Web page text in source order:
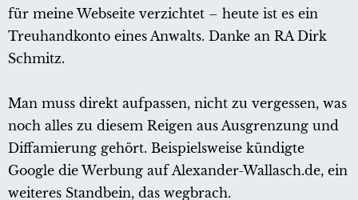
für meine Webseite verzichtet – heute ist es ein
Treuhandkonto eines Anwalts. Danke an RA Dirk
Schmitz.
Man muss direkt aufpassen, nicht zu vergessen, was
noch alles zu diesem Reigen aus Ausgrenzung und
Diffamierung gehört. Beispielsweise kündigte
Google die Werbung auf Alexander-Wallasch.de, ein
weiteres Standbein, das wegbrach.